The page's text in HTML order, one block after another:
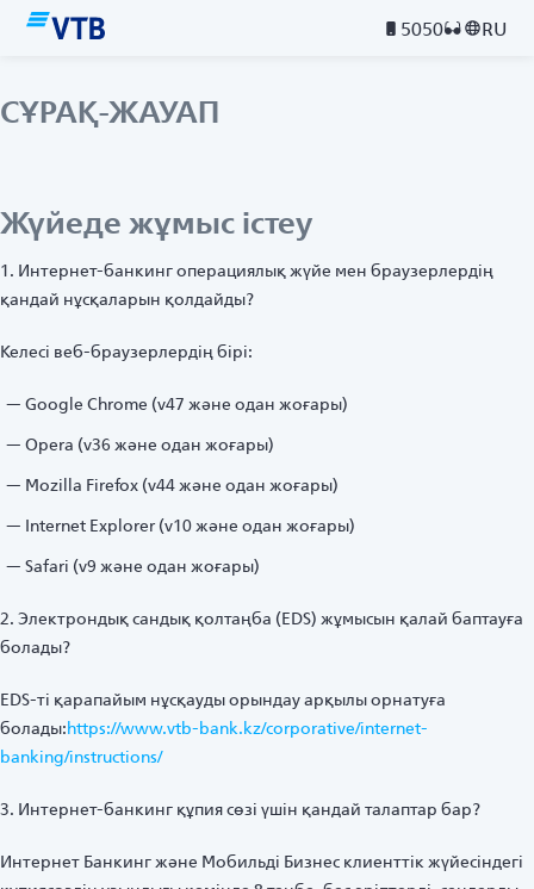
5050 RU
СҰРАҚ-ЖАУАП
Жүйеде жұмыс істеу
1. Интернет-банкинг операциялық жүйе мен браузерлердің
қандай нұсқаларын қолдайды?
Келесі веб-браузерлердің бірі:
Google Chrome (v47 және одан жоғары)
Opera (v36 және одан жоғары)
Mozilla Firefox (v44 және одан жоғары)
Internet Explorer (v10 және одан жоғары)
Safari (v9 және одан жоғары)
2. Электрондық сандық қолтаңба (EDS) жұмысын қалай баптауға
болады?
EDS-ті қарапайым нұсқауды орындау арқылы орнатуға
болады:https://www.vtb-bank.kz/corporative/internet-
banking/instructions/
3. Интернет-банкинг құпия сөзі үшін қандай талаптар бар?
Интернет Банкинг және Мобильді Бизнес клиенттік жүйесіндегі